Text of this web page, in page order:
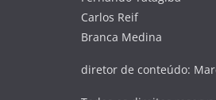
Carlos Reif
Branca Medina
diretor de conteúdo: